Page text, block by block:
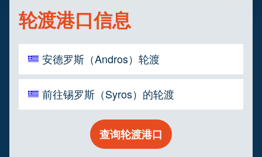
轮渡港口信息
安德罗斯（Andros）轮渡
前往锡罗斯（Syros）的轮渡
查询轮渡港口